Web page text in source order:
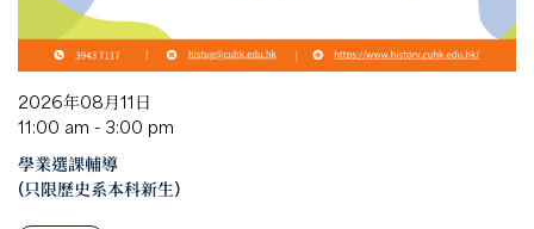
2026年08月11日
11:00 am - 3:00 pm
學業選課輔導
(只限歷史系本科新生)